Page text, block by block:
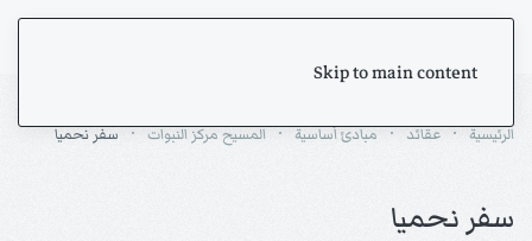
Skip to main content
الرئيسية عقائد مبادئ أساسية المسيح مركز النبوات سفر نحميا
سفر نحميا